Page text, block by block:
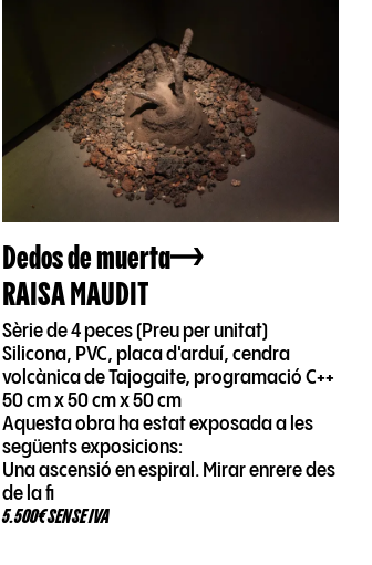
Dedos de muerta
RAISA MAUDIT
Sèrie de 4 peces (Preu per unitat)
Silicona, PVC, placa d'arduí, cendra
volcànica de Tajogaite, programació C++
50 cm x 50 cm x 50 cm
Aquesta obra ha estat exposada a les
següents exposicions:
Una ascensió en espiral. Mirar enrere des
de la fi
5.500€ SENSE IVA